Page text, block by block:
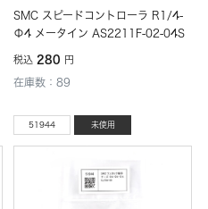
SMC スピードコントローラ R1/4-
Φ4 メータイン AS2211F-02-04S
税込 280 円
在庫数：89
51944 未使用